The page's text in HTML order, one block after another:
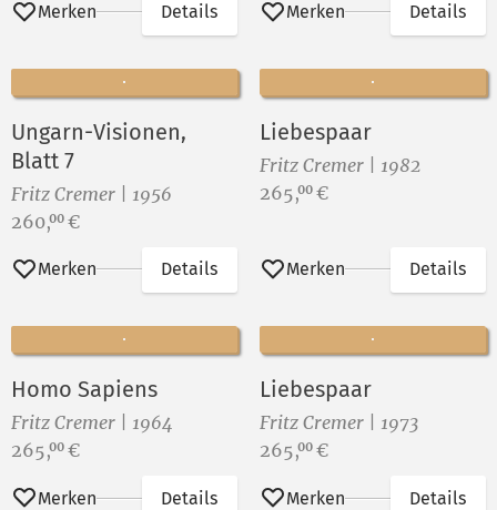
Merken Details Merken Details
Ungarn-Visionen,
Blatt 7
Fritz Cremer | 1956
Preis:
260,00 €
Merken Details
Liebespaar
Fritz Cremer | 1982
Preis:
265,00 €
Merken Details
Homo Sapiens
Fritz Cremer | 1964
Preis:
265,00 €
Merken Details
Liebespaar
Fritz Cremer | 1973
Preis:
265,00 €
Merken Details